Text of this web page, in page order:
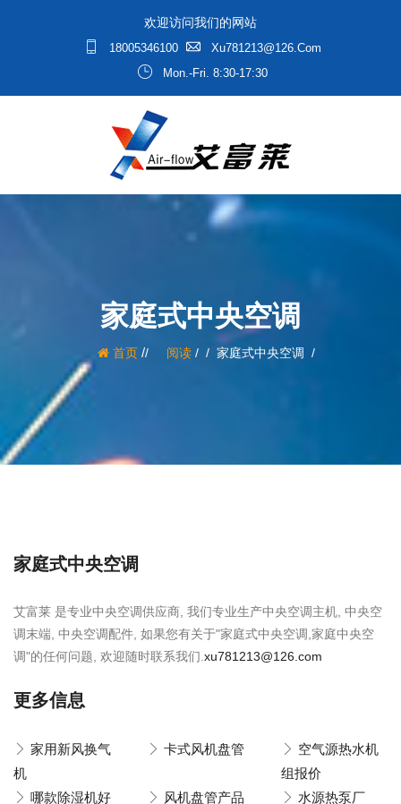
欢迎访问我们的网站
18005346100
Xu781213@126.com
Mon.-Fri. 8:30-17:30
家庭式中央空调
首页/ 阅读/ 家庭式中央空调
家庭式中央空调
艾富莱 是专业中央空调供应商, 我们专业生产中央空调主机, 中央空
调末端, 中央空调配件, 如果您有关于"家庭式中央空调,家庭中央空
调"的任何问题, 欢迎随时联系我们. xu781213@126.com
更多信息
家用新风换气
机
卡式风机盘管
空气源热水机
组报价
哪款除湿机好
风机盘管产品
水源热泵厂